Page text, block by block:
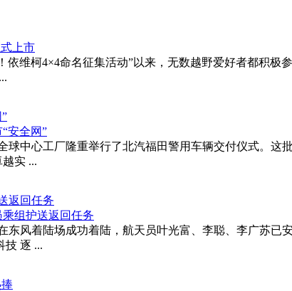
依维柯4×4命名征集活动”以来，无数越野爱好者都积
球中心工厂隆重举行了北汽福田警用车辆交付仪式。
实 ...
返回任务
东风着陆场成功着陆，航天员叶光富、李聪、李广苏
技 逐 ...